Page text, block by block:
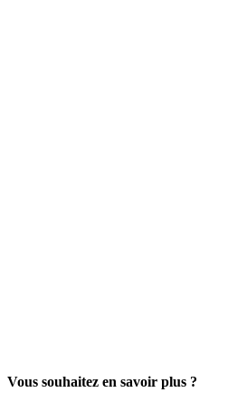
Vous souhaitez en savoir plus ?